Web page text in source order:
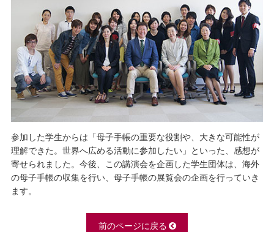
参加した学生からは「母子手帳の重要な役割や、大きな可能性が
理解できた。世界へ広める活動に参加したい」といった、感想が
寄せられました。今後、この講演会を企画した学生団体は、海外
の母子手帳の収集を行い、母子手帳の展覧会の企画を行っていき
ます。
前のページに戻る